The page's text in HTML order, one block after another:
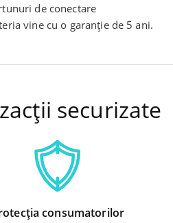
de conectare
vine cu o garanție de 5 ani.
securizate
consumatorilor